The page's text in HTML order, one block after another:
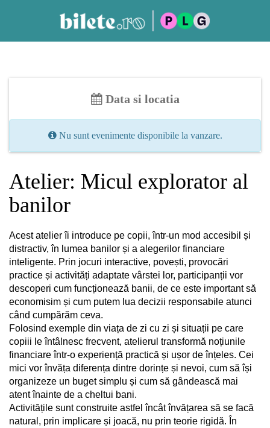
Data si locatia
Nu sunt evenimente disponibile la vanzare.
Atelier: Micul explorator al
banilor
Acest atelier îi introduce pe copii, într-un mod accesibil și
distractiv, în lumea banilor și a alegerilor financiare
inteligente. Prin jocuri interactive, povești, provocări
practice și activități adaptate vârstei lor, participanții vor
descoperi cum funcționează banii, de ce este important să
economisim și cum putem lua decizii responsabile atunci
când cumpărăm ceva.
Folosind exemple din viața de zi cu zi și situații pe care
copiii le întâlnesc frecvent, atelierul transformă noțiunile
financiare într-o experiență practică și ușor de înțeles. Cei
mici vor învăța diferența dintre dorințe și nevoi, cum să își
organizeze un buget simplu și cum să gândească mai
atent înainte de a cheltui bani.
Activitățile sunt construite astfel încât învățarea să se facă
natural, prin implicare și joacă, nu prin teorie rigidă. În